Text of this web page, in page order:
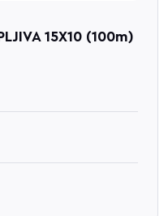
15X10 (100m)